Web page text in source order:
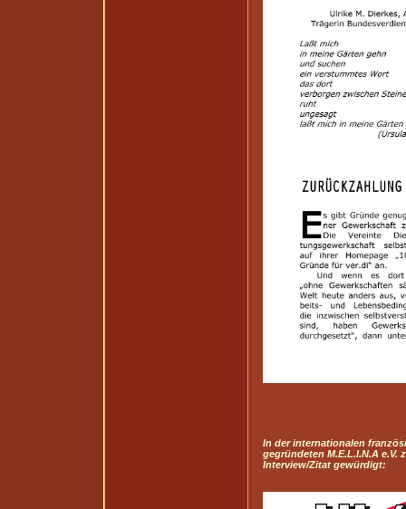
In der internationalen
gegründeten M.E.L.I.N.A
Interview/Zitat gewürdigt: